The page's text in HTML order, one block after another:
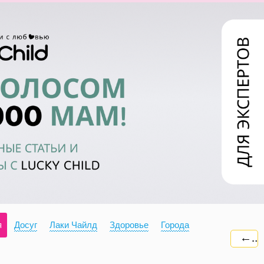
Досуг Лаки Чайлд Здоровье Города
←